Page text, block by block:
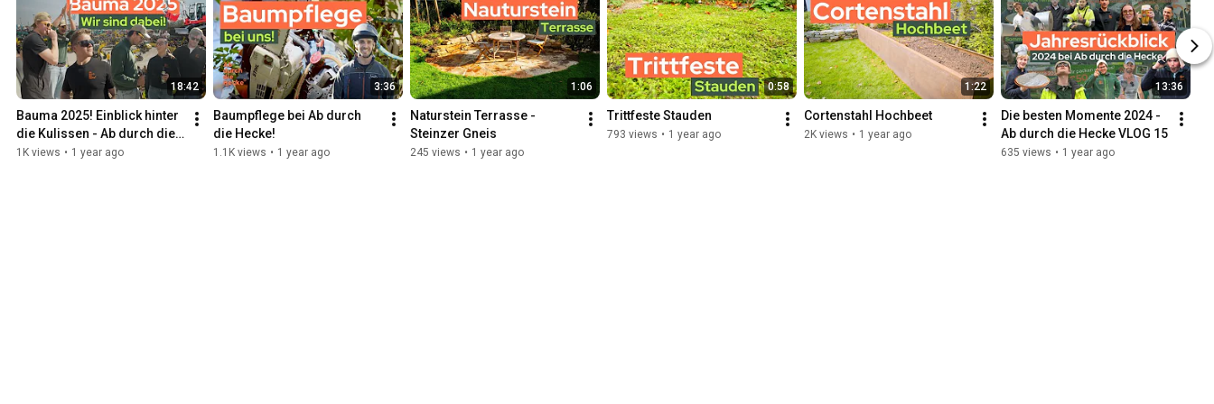
18:42
Bauma 2025! Einblick hinter
die Kulissen - Ab durch die
Hecke VLOG 16
1K views • 1 year ago
3:36
Baumpflege bei Ab durch
die Hecke!
1.1K views • 1 year ago
1:06
Naturstein Terrasse -
Steinzer Gneis
245 views • 1 year ago
0:58
Trittfeste Stauden
793 views • 1 year ago
1:22
Cortenstahl Hochbeet
2K views • 1 year ago
13:36
Die besten Momente 2024 -
Ab durch die Hecke VLOG 15
635 views • 1 year ago